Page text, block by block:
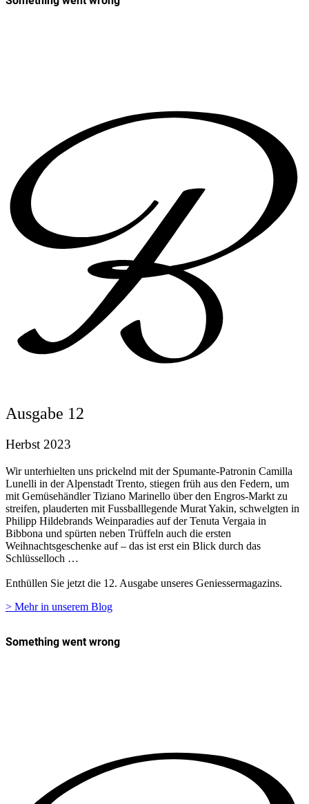
Ausgabe 12
Herbst 2023
Wir unterhielten uns prickelnd mit der Spumante-Patronin Camilla
Lunelli in der Alpenstadt Trento, stiegen früh aus den Federn, um
mit Gemüsehändler Tiziano Marinello über den Engros-Markt zu
streifen, plauderten mit Fussballlegende Murat Yakin, schwelgten in
Philipp Hildebrands Weinparadies auf der Tenuta Vergaia in
Bibbona und spürten neben Trüffeln auch die ersten
Weihnachtsgeschenke auf – das ist erst ein Blick durch das
Schlüsselloch …
Enthüllen Sie jetzt die 12. Ausgabe unseres Geniessermagazins.
> Mehr in unserem Blog